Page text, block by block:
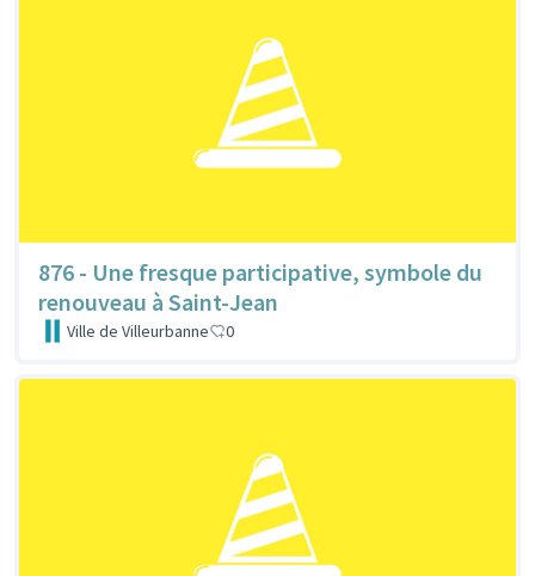
876 - Une fresque participative, symbole du
renouveau à Saint-Jean
Ville de Villeurbanne 0